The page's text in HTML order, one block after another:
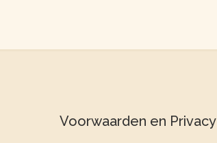
Voorwaarden en Privacy